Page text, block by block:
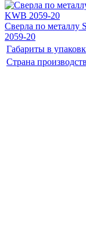
Сверла по
2059-20
Габариты в
Страна